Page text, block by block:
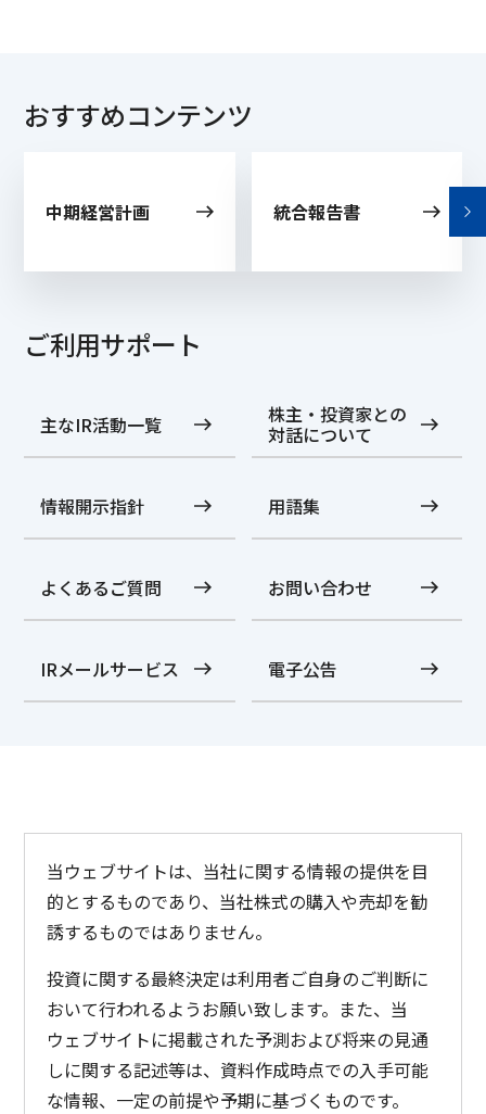
おすすめコンテンツ
中期経営計画 統合報告書
ご利用サポート
主なIR活動一覧 株主・投資家との
対話について
情報開示指針 用語集
よくあるご質問 お問い合わせ
IRメールサービス 電子公告
当ウェブサイトは、当社に関する情報の提供を目
的とするものであり、当社株式の購入や売却を勧
誘するものではありません。
投資に関する最終決定は利用者ご自身のご判断に
おいて行われるようお願い致します。また、当
ウェブサイトに掲載された予測および将来の見通
しに関する記述等は、資料作成時点での入手可能
な情報、一定の前提や予期に基づくものです。